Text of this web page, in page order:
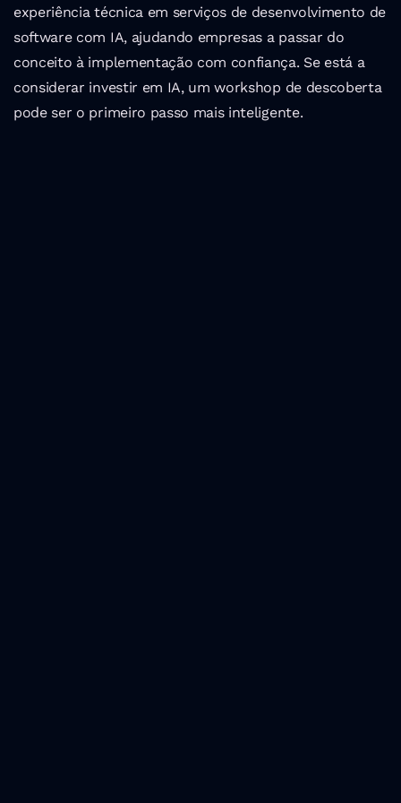
experiência técnica em serviços de desenvolvimento de
software com IA, ajudando empresas a passar do
conceito à implementação com confiança. Se está a
considerar investir em IA, um workshop de descoberta
pode ser o primeiro passo mais inteligente.